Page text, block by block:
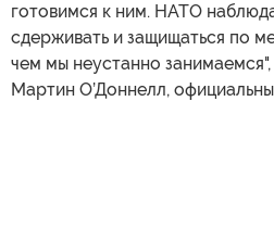
готовимся к ним. НАТО
сдерживать и защищаться по
чем мы неустанно
Мартин О’Доннелл,